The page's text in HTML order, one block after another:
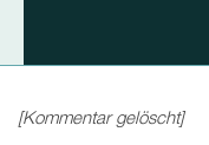
[Kommentar gelöscht]